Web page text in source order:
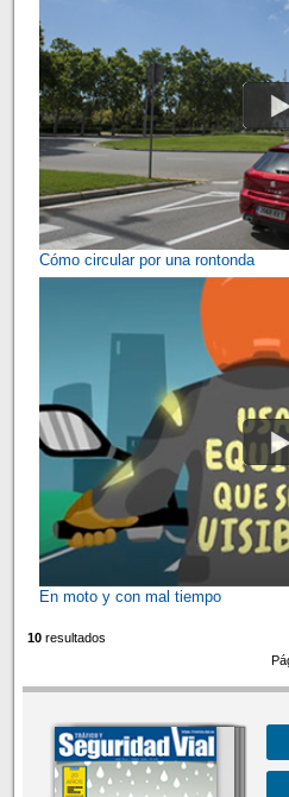
Cómo circular por una rontonda
En moto y con mal tiempo
10resultados